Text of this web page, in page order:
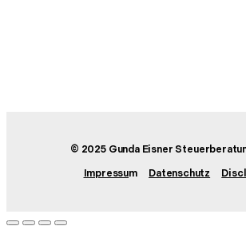
© 2025 Gunda Eisner
Impressum Datenschutz